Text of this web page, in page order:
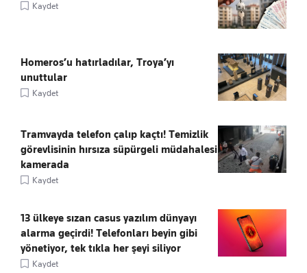
Kaydet
Homeros’u hatırladılar, Troya’yı
unuttular
Kaydet
Tramvayda telefon çalıp kaçtı! Temizlik
görevlisinin hırsıza süpürgeli müdahalesi
kamerada
Kaydet
13 ülkeye sızan casus yazılım dünyayı
alarma geçirdi! Telefonları beyin gibi
yönetiyor, tek tıkla her şeyi siliyor
Kaydet